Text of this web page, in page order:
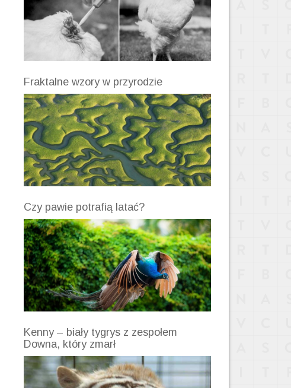
Fraktalne wzory w przyrodzie
Czy pawie potrafią latać?
Kenny – biały tygrys z zespołem
Downa, który zmarł